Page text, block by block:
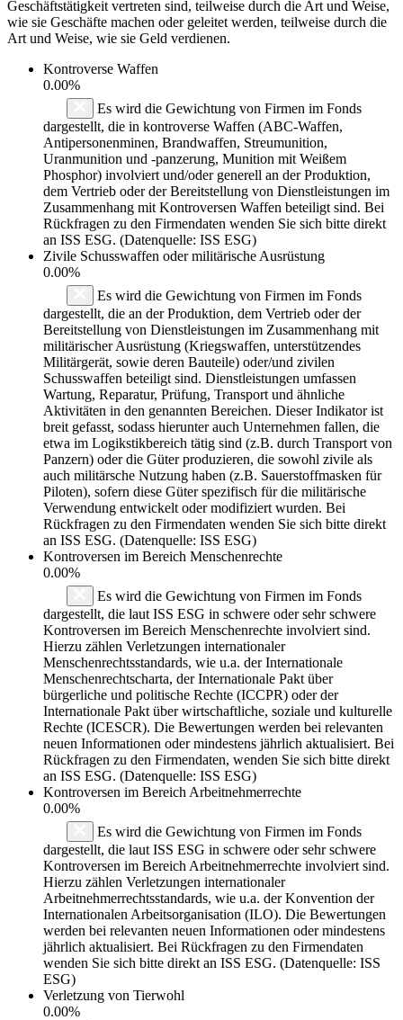
Geschäftstätigkeit vertreten sind, teilweise durch die Art und Weise,
wie sie Geschäfte machen oder geleitet werden, teilweise durch die
Art und Weise, wie sie Geld verdienen.
Kontroverse Waffen
0.00%
Es wird die Gewichtung von Firmen im Fonds
dargestellt, die in kontroverse Waffen (ABC-Waffen,
Antipersonenminen, Brandwaffen, Streumunition,
Uranmunition und -panzerung, Munition mit Weißem
Phosphor) involviert und/oder generell an der Produktion,
dem Vertrieb oder der Bereitstellung von Dienstleistungen im
Zusammenhang mit Kontroversen Waffen beteiligt sind. Bei
Rückfragen zu den Firmendaten wenden Sie sich bitte direkt
an ISS ESG. (Datenquelle: ISS ESG)
Zivile Schusswaffen oder militärische Ausrüstung
0.00%
Es wird die Gewichtung von Firmen im Fonds
dargestellt, die an der Produktion, dem Vertrieb oder der
Bereitstellung von Dienstleistungen im Zusammenhang mit
militärischer Ausrüstung (Kriegswaffen, unterstützendes
Militärgerät, sowie deren Bauteile) oder/und zivilen
Schusswaffen beteiligt sind. Dienstleistungen umfassen
Wartung, Reparatur, Prüfung, Transport und ähnliche
Aktivitäten in den genannten Bereichen. Dieser Indikator ist
breit gefasst, sodass hierunter auch Unternehmen fallen, die
etwa im Logikstikbereich tätig sind (z.B. durch Transport von
Panzern) oder die Güter produzieren, die sowohl zivile als
auch militärsche Nutzung haben (z.B. Sauerstoffmasken für
Piloten), sofern diese Güter spezifisch für die militärische
Verwendung entwickelt oder modifiziert wurden. Bei
Rückfragen zu den Firmendaten wenden Sie sich bitte direkt
an ISS ESG. (Datenquelle: ISS ESG)
Kontroversen im Bereich Menschenrechte
0.00%
Es wird die Gewichtung von Firmen im Fonds
dargestellt, die laut ISS ESG in schwere oder sehr schwere
Kontroversen im Bereich Menschenrechte involviert sind.
Hierzu zählen Verletzungen internationaler
Menschenrechtsstandards, wie u.a. der Internationale
Menschenrechtscharta, der Internationale Pakt über
bürgerliche und politische Rechte (ICCPR) oder der
Internationale Pakt über wirtschaftliche, soziale und kulturelle
Rechte (ICESCR). Die Bewertungen werden bei relevanten
neuen Informationen oder mindestens jährlich aktualisiert. Bei
Rückfragen zu den Firmendaten, wenden Sie sich bitte direkt
an ISS ESG. (Datenquelle: ISS ESG)
Kontroversen im Bereich Arbeitnehmerrechte
0.00%
Es wird die Gewichtung von Firmen im Fonds
dargestellt, die laut ISS ESG in schwere oder sehr schwere
Kontroversen im Bereich Arbeitnehmerrechte involviert sind.
Hierzu zählen Verletzungen internationaler
Arbeitnehmerrechtsstandards, wie u.a. der Konvention der
Internationalen Arbeitsorganisation (ILO). Die Bewertungen
werden bei relevanten neuen Informationen oder mindestens
jährlich aktualisiert. Bei Rückfragen zu den Firmendaten
wenden Sie sich bitte direkt an ISS ESG. (Datenquelle: ISS
ESG)
Verletzung von Tierwohl
0.00%